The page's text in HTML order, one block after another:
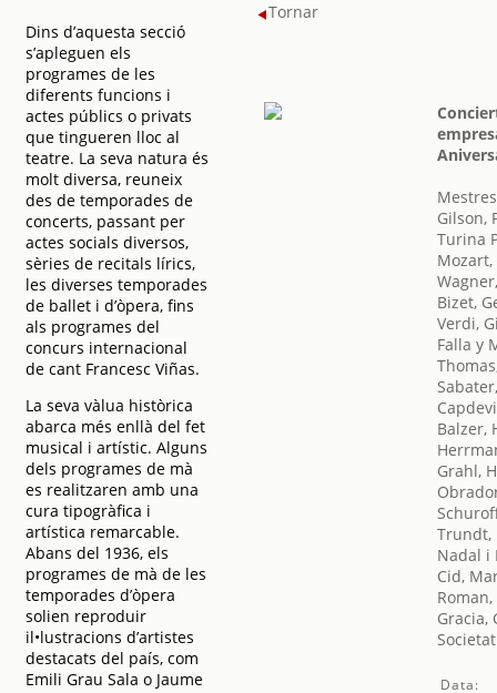
Dins d’aquesta secció
s’apleguen els
programes de les
diferents funcions i
actes públics o privats
que tingueren lloc al
teatre. La seva natura és
molt diversa, reuneix
des de temporades de
concerts, passant per
actes socials diversos,
sèries de recitals lírics,
les diverses temporades
de ballet i d’òpera, fins
als programes del
concurs internacional
de cant Francesc Viñas.
La seva vàlua històrica
abarca més enllà del fet
musical i artístic. Alguns
dels programes de mà
es realitzaren amb una
cura tipogràfica i
artística remarcable.
Abans del 1936, els
programes de mà de les
temporades d’òpera
solien reproduir
il•lustracions d’artistes
destacats del país, com
Emili Grau Sala o Jaume
Tornar
Gilson,
Turina
Bizet,
Verdi,
Falla y
Balzer,
Grahl,
Trundt,
Nadal i
Cid,
Gracia,
Data: